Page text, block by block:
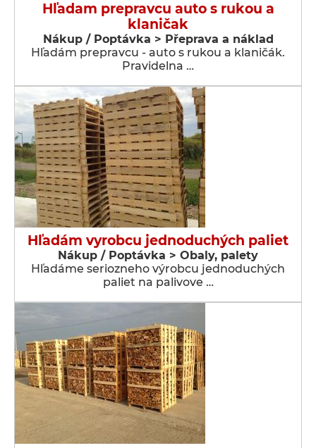
Hľadam prepravcu auto s rukou a
klaničak
Nákup / Poptávka > Přeprava a náklad
Hľadám prepravcu - auto s rukou a klaničák.
Pravidelna …
Hľadám vyrobcu jednoduchých paliet
Nákup / Poptávka > Obaly, palety
Hľadáme seriozneho výrobcu jednoduchých
paliet na palivove …